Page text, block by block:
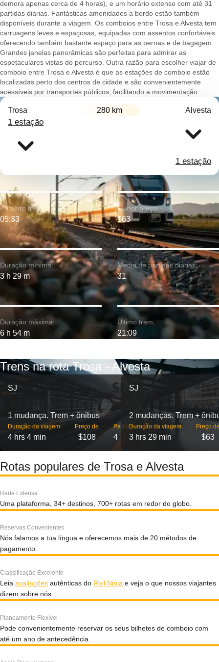
demora apenas cerca de 4 horas), e um horário extenso com até 31
partidas diárias. Fantásticas amenidades a bordo estão também
disponíveis durante a viagem. Os comboios entre Trosa e Alvesta tem
carruagens leves e espaçosas, equipadas com assentos confortáveis
oferecendo também bastante espaço para as pernas e de bagagem.
Grandes janelas panorâmicas são perfeitas para admirar as
espetaculares vistas do percurso. Outra razão para escolher viajar de
comboio entre Trosa e Alvesta é que as estações de comboio estão
localizadas perto dos centros de cidade e são convenientemente
acessíveis por transportes públicos, facilitando a movimentação.
Trosa 280 km Alvesta
1 estação
1 estação
Duração mínima:
3 h 29 m
Primeiro trem:
05:33
Duração máxima:
6 h 54 m
Menor preço:
$63
Média de partidas diárias:
31
Último trem:
21:09
Trens na rota Trosa - Alvesta
SJ
1 mudança. Trem + ônibus
Duração da viagem
4 hrs 4 min
Preço de
$108
Partidas
4
SJ
2 mudanças. Trem +
Duração da viagem
3 hrs 29 min
Preço
$63
Rotas populares de Trosa e Alvesta
Rede Extensa
Uma plataforma, 34+ destinos, 700+ rotas em redor do globo.
Reservas Convenientes
Nós falamos a tua língua e oferecemos mais de 20 métodos de
pagamento.
Classificação Excelente
Leia avaliações autênticas do Rail Ninja e veja o que nossos viajantes
dizem sobre nós.
Planeamento Flexível
Pode convenientemente reservar os seus bilhetes de comboio com
até um ano de antecedência.